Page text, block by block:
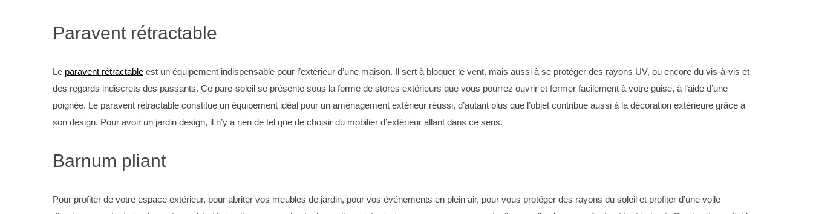
Paravent rétractable
Le paravent rétractable est un équipement indispensable pour l’extérieur d’une maison. Il sert à bloquer le vent, mais aussi à se protéger des rayons UV, ou encore du vis-à-vis et
des regards indiscrets des passants. Ce pare-soleil se présente sous la forme de stores extérieurs que vous pourrez ouvrir et fermer facilement à votre guise, à l’aide d’une
poignée. Le paravent rétractable constitue un équipement idéal pour un aménagement extérieur réussi, d’autant plus que l’objet contribue aussi à la décoration extérieure grâce à
son design. Pour avoir un jardin design, il n’y a rien de tel que de choisir du mobilier d’extérieur allant dans ce sens.
Barnum pliant
Pour profiter de votre espace extérieur, pour abriter vos meubles de jardin, pour vos événements en plein air, pour vous protéger des rayons du soleil et profiter d’une voile
e
a
r
o
r